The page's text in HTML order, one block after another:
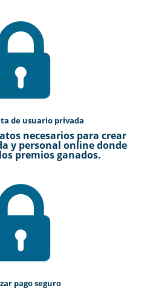
de usuario privada
necesarios para crear
y personal online donde
premios ganados.
pago seguro